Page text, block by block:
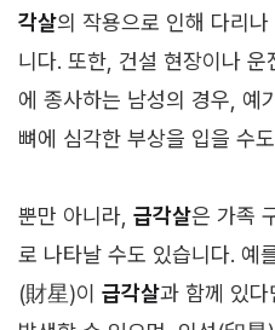
각살의 작용으로 인해 다리
니다. 또한, 건설 현장이나
에 종사하는 남성의 경우, 예
뼈에 심각한 부상을 입을 수
뿐만 아니라, 급각살은 가족
로 나타날 수도 있습니다. 예
(財星)이 급각살과 함께 있